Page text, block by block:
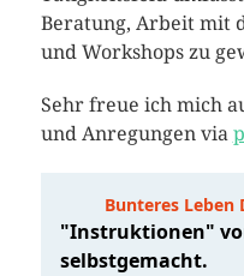
Beratung, Arbeit mit
und Workshops zu
Sehr freue ich mich
und Anregungen via